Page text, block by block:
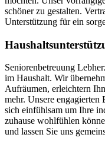
schöner zu gestalten.
Unterstützung für ein
Seniorenbetreuung
im Haushalt. Wir
Aufräumen, erleichtern
mehr. Unsere
sich einfühlsam um Ihre
zuhause wohlfühlen
und lassen Sie uns